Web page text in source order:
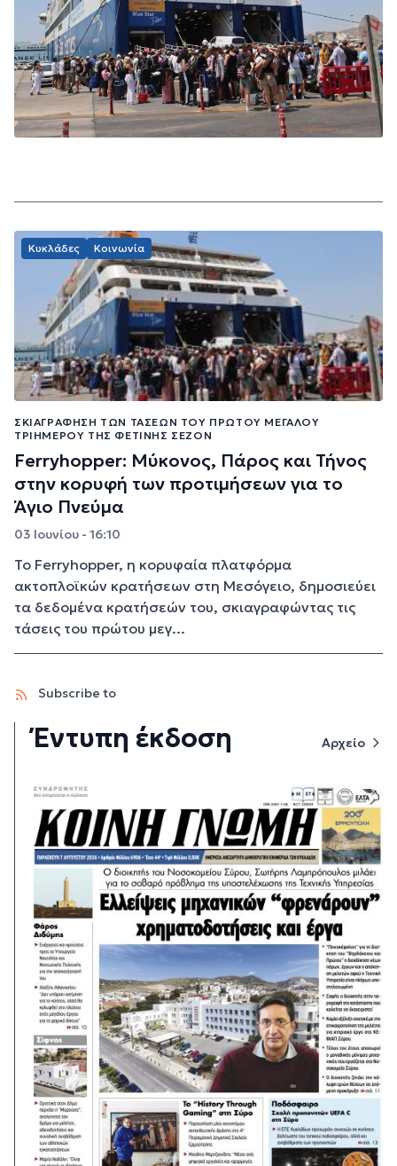
Κυκλάδες Κοινωνία
ΣΚΙΑΓΡΆΦΗΣΗ ΤΩΝ ΤΆΣΕΩΝ ΤΟΥ ΠΡΏΤΟΥ ΜΕΓΆΛΟΥ
ΤΡΙΗΜΈΡΟΥ ΤΗΣ ΦΕΤΙΝΉΣ ΣΕΖΌΝ
Ferryhopper: Μύκονος, Πάρος και Τήνος
στην κορυφή των προτιμήσεων για το
Άγιο Πνεύμα
03 Ιουνίου - 16:10
Το Ferryhopper, η κορυφαία πλατφόρμα
ακτοπλοϊκών κρατήσεων στη Μεσόγειο, δημοσιεύει
τα δεδομένα κρατήσεών του, σκιαγραφώντας τις
τάσεις του πρώτου μεγ...
Subscribe to
Έντυπη έκδοση Αρχείο